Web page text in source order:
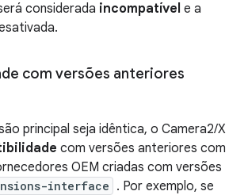
considerada incompatível e a
com versões anteriores
principal seja idêntica, o Camera2/X
com versões anteriores com
OEM criadas com versões
interface . Por exemplo, se